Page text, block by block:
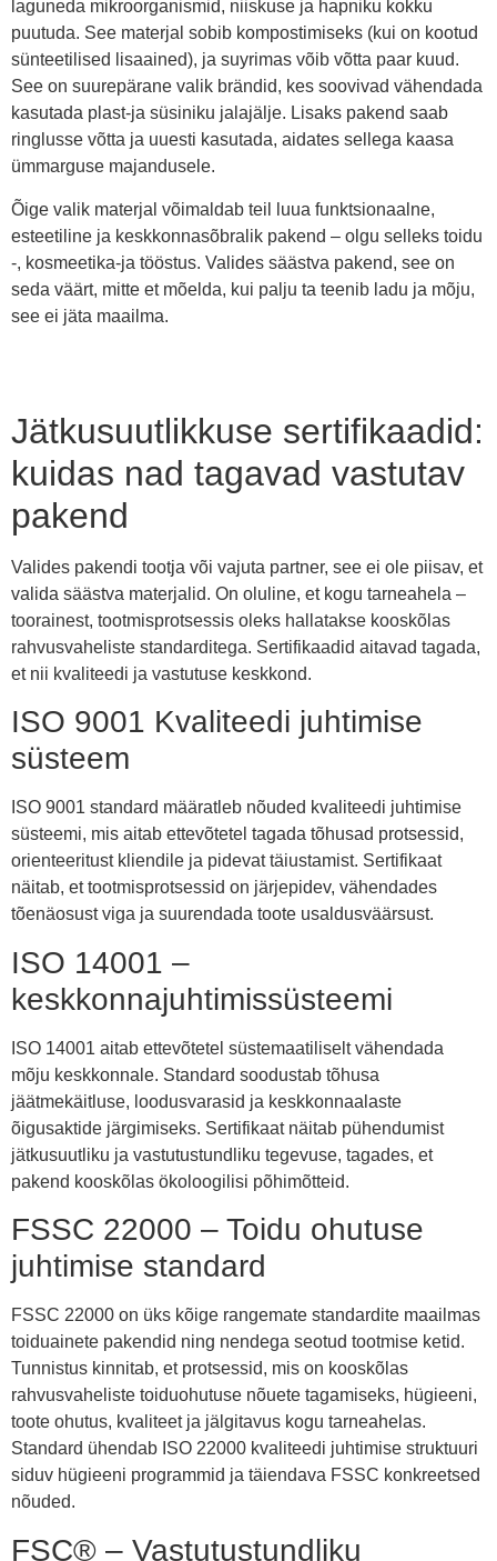
laguneda mikroorganismid, niiskuse ja hapniku kokku
puutuda. See materjal sobib kompostimiseks (kui on kootud
sünteetilised lisaained), ja suyrimas võib võtta paar kuud.
See on suurepärane valik brändid, kes soovivad vähendada
kasutada plast-ja süsiniku jalajälje. Lisaks pakend saab
ringlusse võtta ja uuesti kasutada, aidates sellega kaasa
ümmarguse majandusele.
Õige valik materjal võimaldab teil luua funktsionaalne,
esteetiline ja keskkonnasõbralik pakend – olgu selleks toidu
-, kosmeetika-ja tööstus. Valides säästva pakend, see on
seda väärt, mitte et mõelda, kui palju ta teenib ladu ja mõju,
see ei jäta maailma.
Jätkusuutlikkuse sertifikaadid:
kuidas nad tagavad vastutav
pakend
Valides pakendi tootja või vajuta partner, see ei ole piisav, et
valida säästva materjalid. On oluline, et kogu tarneahela –
toorainest, tootmisprotsessis oleks hallatakse kooskõlas
rahvusvaheliste standarditega. Sertifikaadid aitavad tagada,
et nii kvaliteedi ja vastutuse keskkond.
ISO 9001 Kvaliteedi juhtimise
süsteem
ISO 9001 standard määratleb nõuded kvaliteedi juhtimise
süsteemi, mis aitab ettevõtetel tagada tõhusad protsessid,
orienteeritust kliendile ja pidevat täiustamist. Sertifikaat
näitab, et tootmisprotsessid on järjepidev, vähendades
tõenäosust viga ja suurendada toote usaldusväärsust.
ISO 14001 –
keskkonnajuhtimissüsteemi
ISO 14001 aitab ettevõtetel süstemaatiliselt vähendada
mõju keskkonnale. Standard soodustab tõhusa
jäätmekäitluse, loodusvarasid ja keskkonnaalaste
õigusaktide järgimiseks. Sertifikaat näitab pühendumist
jätkusuutliku ja vastutustundliku tegevuse, tagades, et
pakend kooskõlas ökoloogilisi põhimõtteid.
FSSC 22000 – Toidu ohutuse
juhtimise standard
FSSC 22000 on üks kõige rangemate standardite maailmas
toiduainete pakendid ning nendega seotud tootmise ketid.
Tunnistus kinnitab, et protsessid, mis on kooskõlas
rahvusvaheliste toiduohutuse nõuete tagamiseks, hügieeni,
toote ohutus, kvaliteet ja jälgitavus kogu tarneahelas.
Standard ühendab ISO 22000 kvaliteedi juhtimise struktuuri
siduv hügieeni programmid ja täiendava FSSC konkreetsed
nõuded.
FSC® – Vastutustundliku